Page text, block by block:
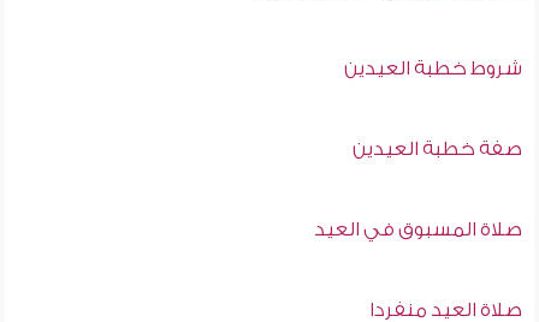
شروط خطبة العيدين
صفة خطبة العيدين
صلاة المسبوق في العيد
صلاة العيد منفردا